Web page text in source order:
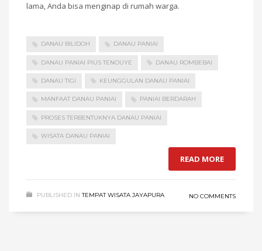
lama, Anda bisa menginap di rumah warga.
DANAU BILIDOH DANAU PANIAI
DANAU PANIAI PIUS TENOUYE DANAU ROMBEBAI
DANAU TIGI KEUNGGULAN DANAU PANIAI
MANFAAT DANAU PANIAI PANIAI BERDARAH
PROSES TERBENTUKNYA DANAU PANIAI
WISATA DANAU PANIAI
READ MORE
PUBLISHED IN TEMPAT WISATA JAYAPURA NO COMMENTS